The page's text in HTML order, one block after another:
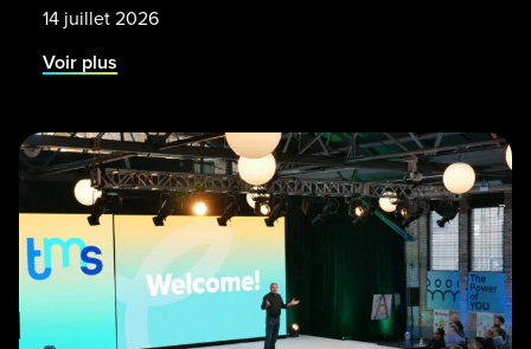
14 juillet 2026
Voir plus